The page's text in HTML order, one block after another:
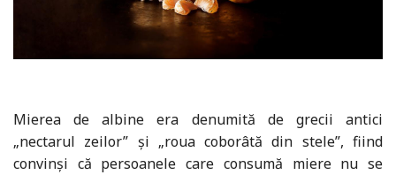
Mierea de albine era denumită de grecii antici
„nectarul zeilor” şi „roua coborâtă din stele”, fiind
convinşi că persoanele care consumă miere nu se